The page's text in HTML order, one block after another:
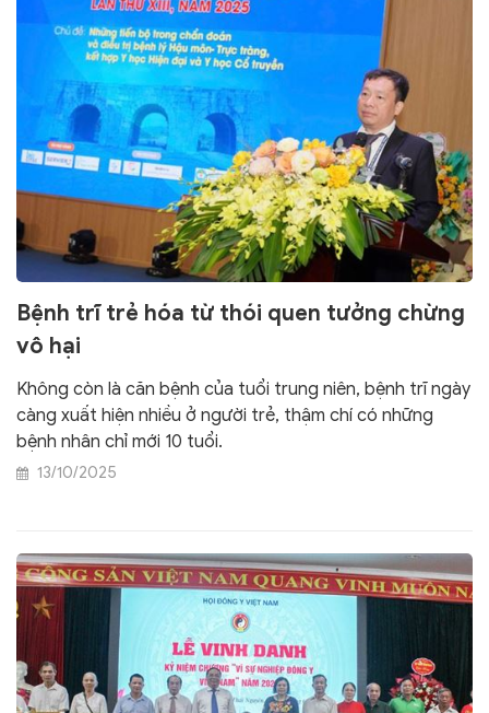
Bệnh trĩ trẻ hóa từ thói quen tưởng chừng
vô hại
Không còn là căn bệnh của tuổi trung niên, bệnh trĩ ngày
càng xuất hiện nhiều ở người trẻ, thậm chí có những
bệnh nhân chỉ mới 10 tuổi.
13/10/2025